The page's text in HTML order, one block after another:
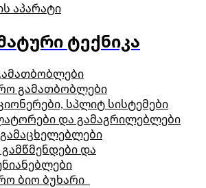
აპარატი
ტექნიკა
გამათბობლები
სპლიტ სისტემები
და გამაგრილებლები
და
ბიო ბუხარი